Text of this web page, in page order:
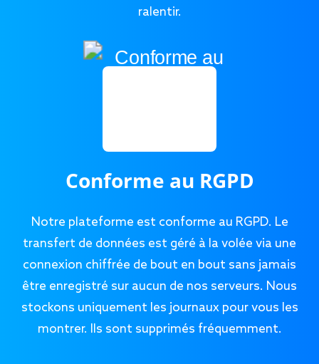
ralentir.
Conforme au RGPD
Notre plateforme est conforme au RGPD. Le
transfert de données est géré à la volée via une
connexion chiffrée de bout en bout sans jamais
être enregistré sur aucun de nos serveurs. Nous
stockons uniquement les journaux pour vous les
montrer. Ils sont supprimés fréquemment.